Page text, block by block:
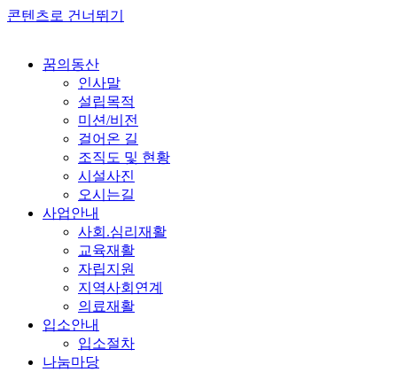
콘텐츠로 건너뛰기
꿈의동산
인사말
설립목적
미션/비전
걸어온 길
조직도 및 현황
시설사진
오시는길
사업안내
사회.심리재활
교육재활
자립지원
지역사회연계
의료재활
입소안내
입소절차
나눔마당